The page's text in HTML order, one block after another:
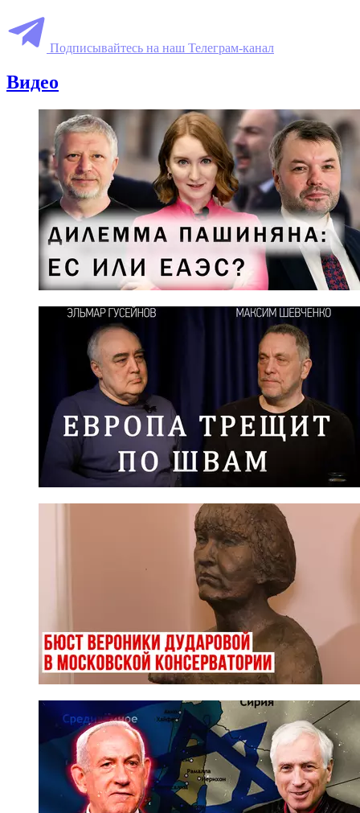
Подписывайтесь на наш Телеграм-канал
Видео